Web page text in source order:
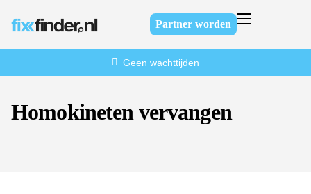
Partner worden
Geen wachttijden
Homokineten vervangen